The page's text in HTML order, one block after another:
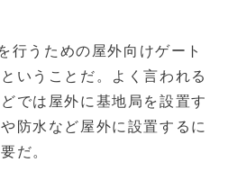
行うための屋外向けゲート
いうことだ。よく言われる
では屋外に基地局を設置す
防水など屋外に設置するに
だ。